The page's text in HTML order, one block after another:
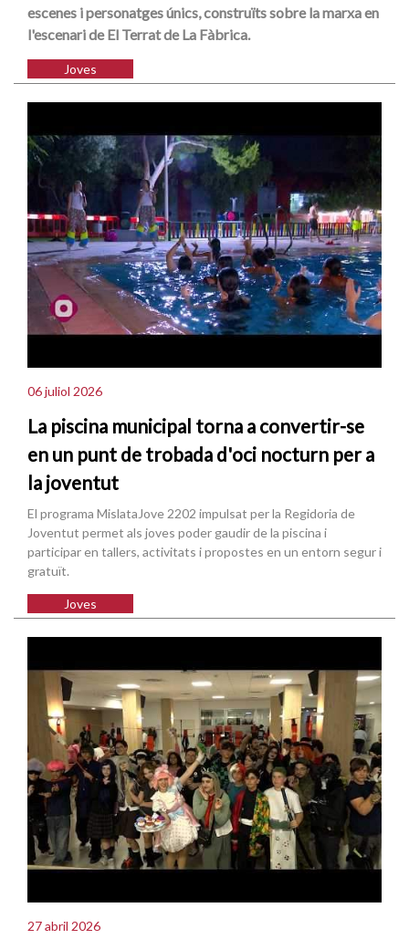
escenes i personatges únics, construïts sobre la marxa en
l'escenari de El Terrat de La Fàbrica.
Joves
06 juliol 2026
La piscina municipal torna a convertir-se
en un punt de trobada d'oci nocturn per a
la joventut
El programa MislataJove 2202 impulsat per la Regidoria de
Joventut permet als joves poder gaudir de la piscina i
participar en tallers, activitats i propostes en un entorn segur i
gratuït.
Joves
27 abril 2026